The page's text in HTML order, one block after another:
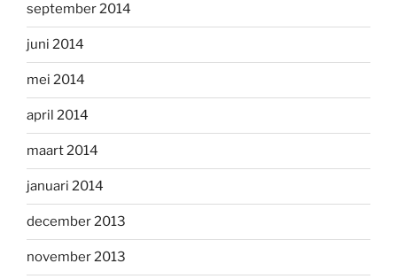
september 2014
juni 2014
mei 2014
april 2014
maart 2014
januari 2014
december 2013
november 2013